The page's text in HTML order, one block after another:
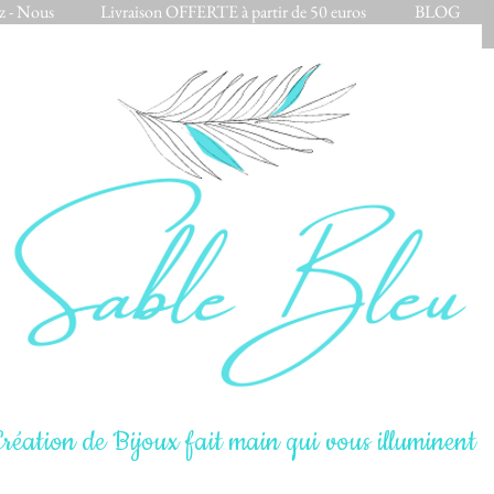
- Nous Livraison OFFERTE à partir de 50 euros BLOG
de Bijoux fait main qui vous illuminent